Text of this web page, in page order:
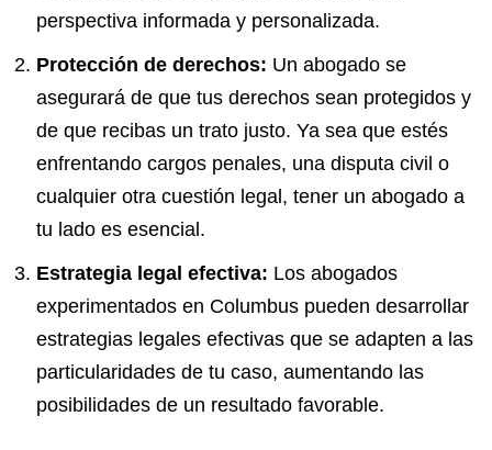
perspectiva informada y personalizada.
Protección de derechos: Un abogado se
asegurará de que tus derechos sean protegidos y
de que recibas un trato justo. Ya sea que estés
enfrentando cargos penales, una disputa civil o
cualquier otra cuestión legal, tener un abogado a
tu lado es esencial.
Estrategia legal efectiva: Los abogados
experimentados en Columbus pueden desarrollar
estrategias legales efectivas que se adapten a las
particularidades de tu caso, aumentando las
posibilidades de un resultado favorable.